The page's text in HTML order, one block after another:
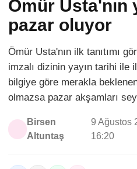
Ömür Usta'nın
pazar oluyor
Ömür Usta'nın ilk tanıtımı
imzalı dizinin yayın tarihi ile
bilgiye göre merakla
olmazsa pazar akşamları
Birsen
Altuntaş
9 Ağustos
16:20